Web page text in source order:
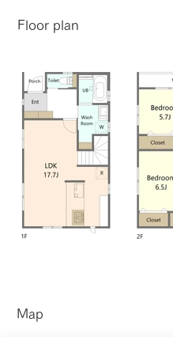
​Floor plan
​Map